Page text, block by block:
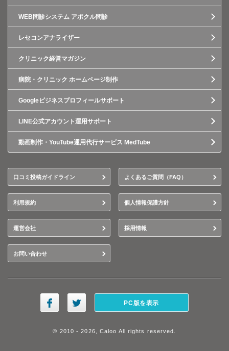
WEB問診システム アポクル問診
レセコンアナライザー
クリニック経営マガジン
病院・クリニック ホームページ制作
Googleビジネスプロフィールサポート
LINE公式アカウント運用サポート
動画制作・YouTube運用代行サービス MedTube
口コミ投稿ガイドライン よくあるご質問（FAQ）
利用規約 個人情報保護方針
運営会社 採用情報
お問い合わせ
PC版を表示
© 2010 - 2026, Caloo All rights reserved.